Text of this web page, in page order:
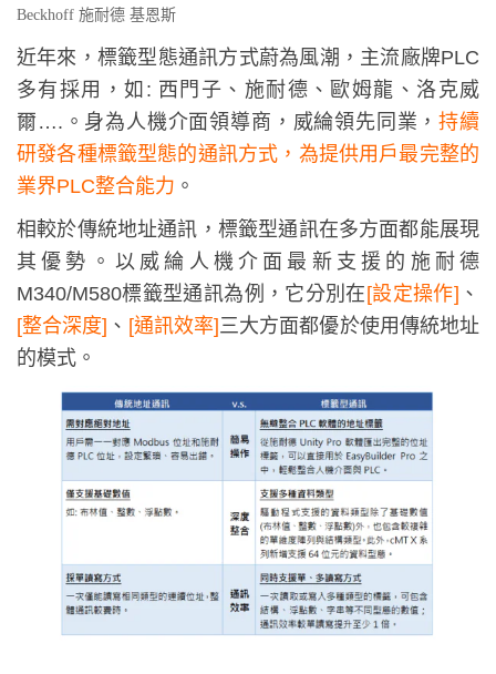
Beckhoff 施耐德 基恩斯
近年來，標籤型態通訊方式蔚為風潮，主流廠牌PLC
多有採用，如: 西門子、施耐德、歐姆龍、洛克威
爾….。 身為人機介面領導商，威綸領先同業，持續
研發各種標籤型態的通訊方式，為提供用戶最完整的
業界PLC整合能力 。
相較於傳統地址通訊，標籤型通訊在多方面都能展現
其優勢。以威綸人機介面最新支援的施耐德
M340/M580標籤型通訊為例，它分別在 [設定操作] 、
[整合深度] 、 [通訊效率]三大方面都優於使用傳統地址
的模式。